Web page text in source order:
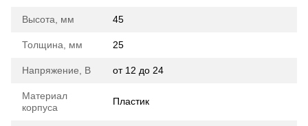
Высота, мм 45
Толщина, мм 25
Напряжение, В от 12 до 24
Материал
корпуса
Пластик